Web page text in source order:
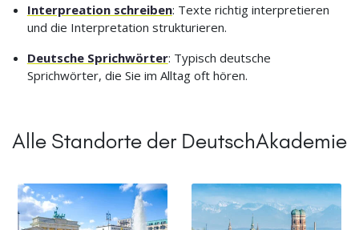
Interpreation schreiben: Texte richtig interpretieren
und die Interpretation strukturieren.
Deutsche Sprichwörter: Typisch deutsche
Sprichwörter, die Sie im Alltag oft hören.
Alle Standorte der DeutschAkademie